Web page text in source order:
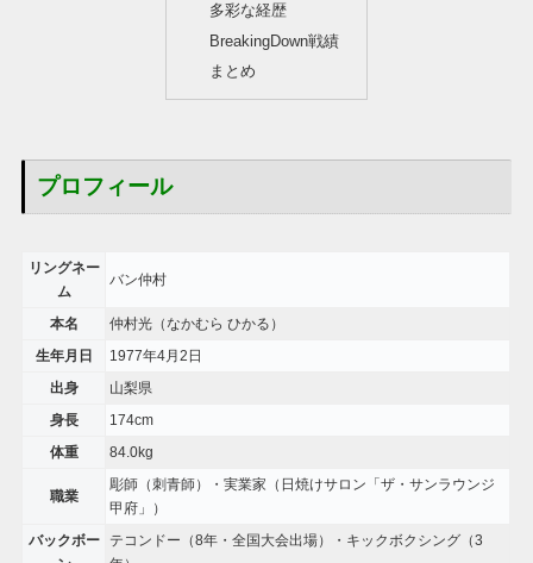
多彩な経歴
BreakingDown戦績
まとめ
プロフィール
リングネー
ム
バン仲村
本名 仲村光（なかむら ひかる）
生年月日 1977年4月2日
出身 山梨県
身長 174cm
体重 84.0kg
職業
彫師（刺青師）・実業家（日焼けサロン「ザ・サンラウンジ
甲府」）
バックボー
テコンドー（8年・全国大会出場）・キックボクシング（3